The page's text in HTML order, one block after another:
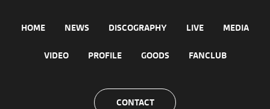
HOME NEWS DISCOGRAPHY LIVE MEDIA
VIDEO PROFILE GOODS FANCLUB
CONTACT